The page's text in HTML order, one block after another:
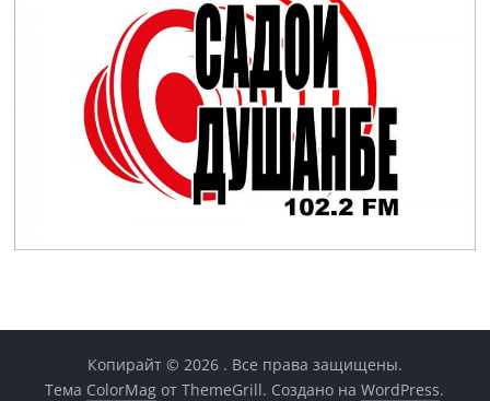
Копирайт © 2026 . Все права защищены.
Тема ColorMag от ThemeGrill. Создано наWordPress.